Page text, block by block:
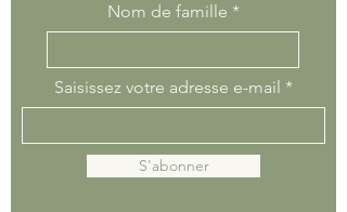
Nom de famille
Saisissez votre adresse e-mail
S'abonner